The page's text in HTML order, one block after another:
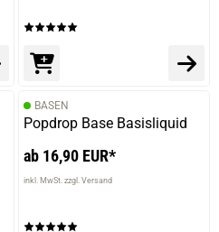
BASEN
Popdrop Base Basisliquid
ab 16,90 EUR*
inkl. MwSt. zzgl. Versand